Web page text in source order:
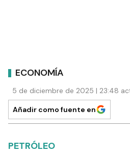
ECONOMÍA
5 de diciembre de 2025 | 23:48
Añadir como fuente en
PETRÓLEO